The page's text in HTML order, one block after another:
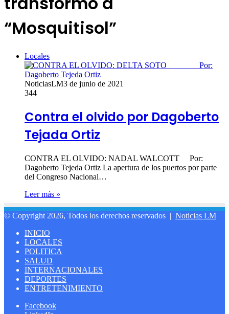
“Mosquitisol”
Locales
NoticiasLM3 de junio de 2021
344
Contra el olvido por Dagoberto
Tejada Ortiz
CONTRA EL OLVIDO: NADAL WALCOTT Por:
Dagoberto Tejeda Ortiz La apertura de los puertos por parte
del Congreso Nacional…
Leer más »
© Copyright 2026, Todos los derechos reservados | Noticias LM
INICIO
LOCALES
POLITICA
SALUD
INTERNACIONALES
DEPORTES
ENTRETENIMIENTO
Facebook